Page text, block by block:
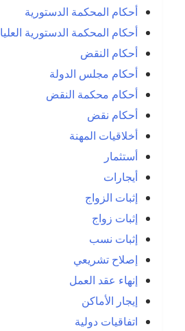
أحكام المحكمة الدستورية
أحكام المحكمة الدستورية العليا
أحكام النقض
أحكام مجلس الدولة
أحكام محكمة النقض
أحكام نقض
أخلاقيات المهنة
أستثمار
أيجارات
إثبات الزواج
إثبات زواج
إثبات نسب
إصلاح تشريعي
إنهاء عقد العمل
إيجار الأماكن
اتفاقيات دولية